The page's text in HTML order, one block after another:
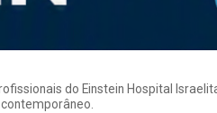
do Einstein Hospital